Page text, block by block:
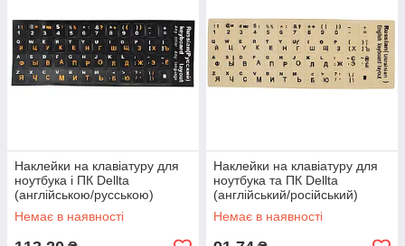
Наклейки на клавіатуру для
ноутбука і ПК Dellta
(англійською/русською)
Orange (37102)
Немає в наявності
Наклейки на клавіатуру для
ноутбука та ПК Dellta
(англійський/російський)
(прозорі) (90369)
Немає в наявності